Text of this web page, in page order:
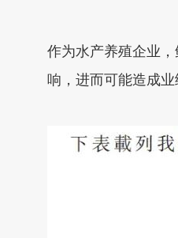
作为水产养殖企业
响，进而可能造成业